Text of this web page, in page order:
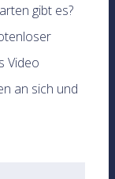
gibt es?
Video
an sich und